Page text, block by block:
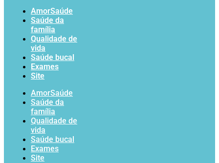
AmorSaúde
Saúde da
família
Qualidade de
vida
Saúde bucal
Exames
Site
AmorSaúde
Saúde da
família
Qualidade de
vida
Saúde bucal
Exames
Site